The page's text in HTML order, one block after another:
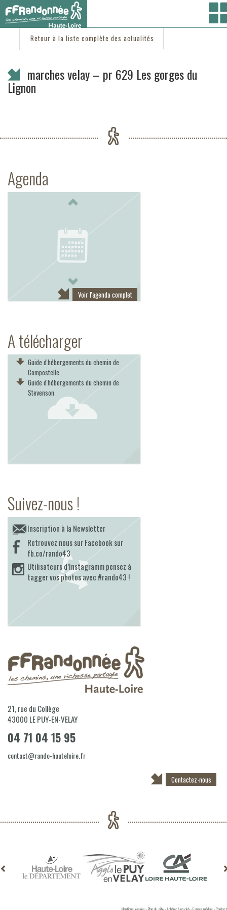
Vous êtes ici :Accueil/C'est d'actu
Retour à la liste complète des actualités
marches velay – pr 629 Les gorges du
Lignon
Agenda
Voir l'agenda complet
A télécharger
Guide d'hébergements du chemin de
Compostelle
Guide d'hébergements du chemin de
Stevenson
Suivez-nous !
Inscription à la Newsletter
Retrouvez nous sur Facebook sur
fb.co/rando43
Utilisateurs d’Instagramm pensez à
tagger vos photos avec #rando43 !
21, rue du Collège
43000 LE PUY-EN-VELAY
04 71 04 15 95
contact@rando-hauteloire.fr
Contactez-nous